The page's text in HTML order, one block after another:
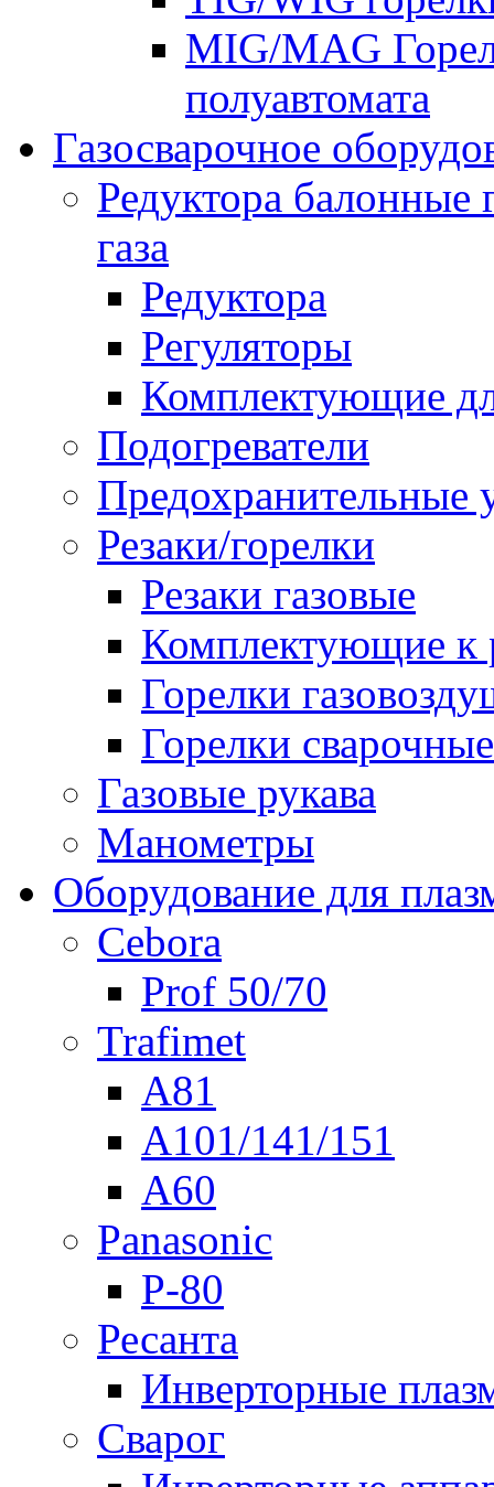
MIG/MAG
полуавтомата
Газосварочное
Редуктора балонные
газа
Редуктора
Регуляторы
Комплектующие
Подогреватели
Предохранительные
Резаки/горелки
Резаки газовые
Комплектующие к
Горелки
Горелки сварочные
Газовые рукава
Манометры
Оборудование для
Cebora
Prof 50/70
Trafimet
A81
A101/141/151
A60
Panasonic
P-80
Ресанта
Инверторные
Сварог